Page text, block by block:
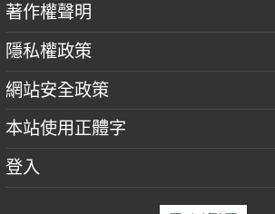
著作權聲明
隱私權政策
網站安全政策
本站使用正體字
登入